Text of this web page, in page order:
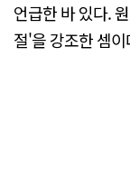
언급한 바 있다.
절'을 강조한 셈이